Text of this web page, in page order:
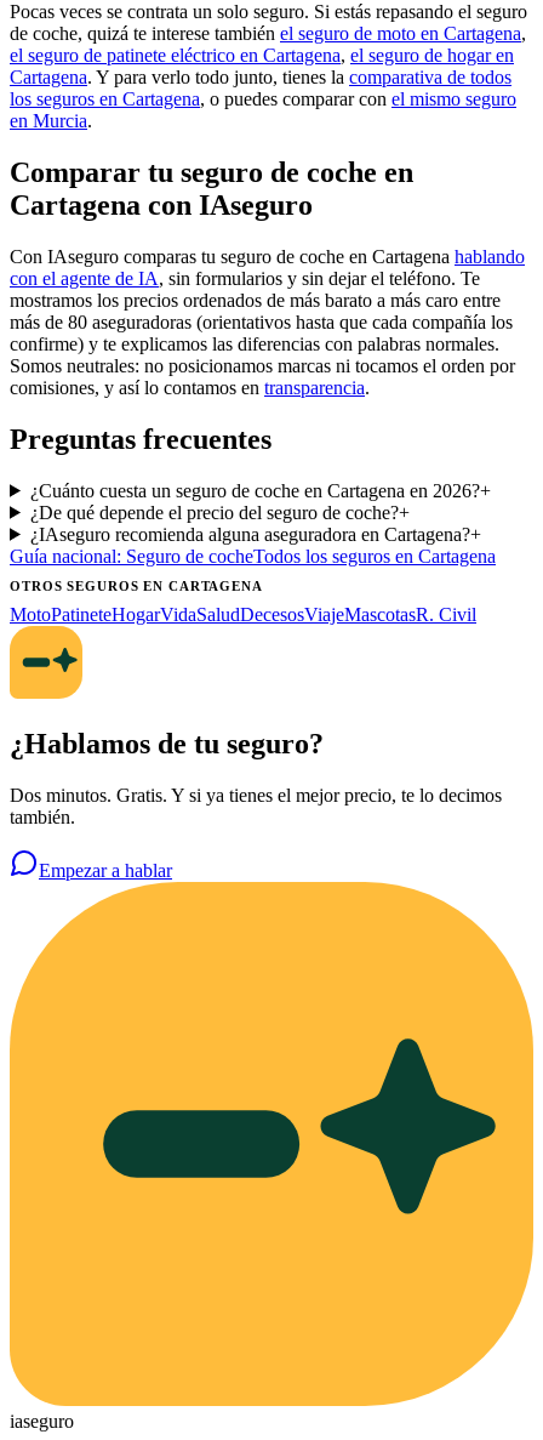
Pocas veces se contrata un solo seguro. Si estás repasando el seguro
de coche, quizá te interese también el seguro de moto en Cartagena,
el seguro de patinete eléctrico en Cartagena, el seguro de hogar en
Cartagena. Y para verlo todo junto, tienes la comparativa de todos
los seguros en Cartagena, o puedes comparar con el mismo seguro
en Murcia.
Comparar tu seguro de coche en
Cartagena con IAseguro
Con IAseguro comparas tu seguro de coche en Cartagena hablando
con el agente de IA, sin formularios y sin dejar el teléfono. Te
mostramos los precios ordenados de más barato a más caro entre
más de 80 aseguradoras (orientativos hasta que cada compañía los
confirme) y te explicamos las diferencias con palabras normales.
Somos neutrales: no posicionamos marcas ni tocamos el orden por
comisiones, y así lo contamos en transparencia.
Preguntas frecuentes
¿Cuánto cuesta un seguro de coche en Cartagena en 2026?+
¿De qué depende el precio del seguro de coche?+
¿IAseguro recomienda alguna aseguradora en Cartagena?+
Guía nacional: Seguro de cocheTodos los seguros en Cartagena
OTROS SEGUROSEN CARTAGENA
MotoPatineteHogarVidaSaludDecesosViajeMascotasR. Civil
¿Hablamos de tu seguro?
Dos minutos. Gratis. Y si ya tienes el mejor precio, te lo decimos
también.
Empezar a hablar
iaseguro